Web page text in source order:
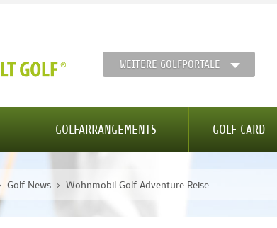
WEITERE GOLFPORTALE
GOLFARRANGEMENTS GOLF CARD
Golf News Wohnmobil Golf Adventure Reise